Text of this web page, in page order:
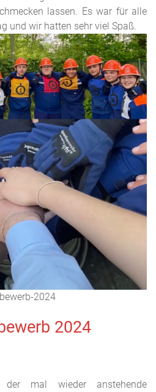
lassen. Es war für alle
und wir hatten sehr viel Spaß.
2024
2024
mal wieder anstehende